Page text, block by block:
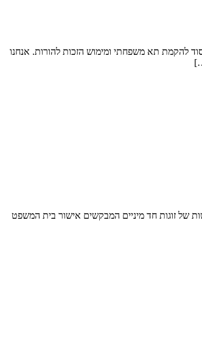
להקמת תא משפחתי ומימוש הזכות להורות. אנחנו
של זוגות חד מיניים המבקשים אישור בית המשפט